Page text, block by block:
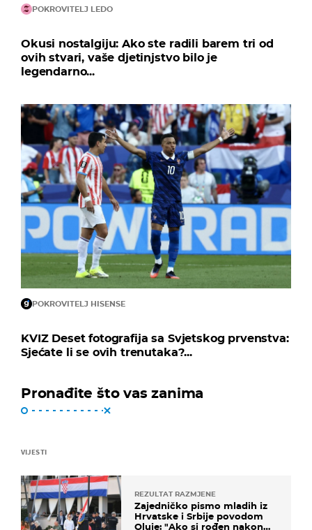
POKROVITELJ LEDO
Okusi nostalgiju: Ako ste radili barem tri od
ovih stvari, vaše djetinjstvo bilo je
legendarno...
POKROVITELJ HISENSE
KVIZ Deset fotografija sa Svjetskog prvenstva:
Sjećate li se ovih trenutaka?...
Pronađite što vas zanima
VIJESTI
REZULTAT RAZMJENE
Zajedničko pismo mladih iz
Hrvatske i Srbije povodom
Oluje: "Ako si rođen nakon